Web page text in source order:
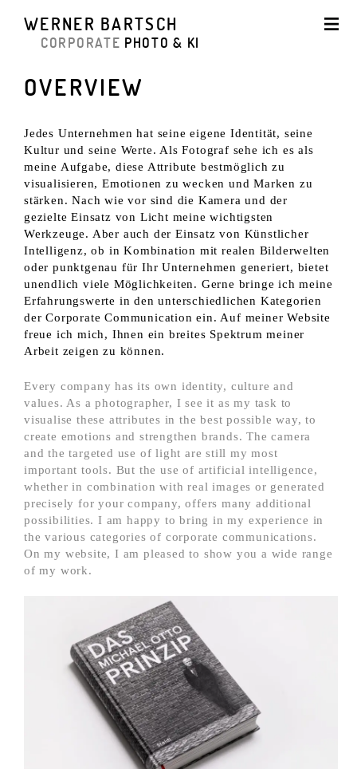
WERNER BARTSCH
CORPORATE PHOTO & KI
OVERVIEW
Jedes Unternehmen hat seine eigene Identität, seine
Kultur und seine Werte. Als Fotograf sehe ich es als
meine Aufgabe, diese Attribute bestmöglich zu
visualisieren, Emotionen zu wecken und Marken zu
stärken. Nach wie vor sind die Kamera und der
gezielte Einsatz von Licht meine wichtigsten
Werkzeuge. Aber auch der Einsatz von Künstlicher
Intelligenz, ob in Kombination mit realen Bilderwelten
oder punktgenau für Ihr Unternehmen generiert, bietet
unendlich viele Möglichkeiten. Gerne bringe ich meine
Erfahrungswerte in den unterschiedlichen Kategorien
der Corporate Communication ein. Auf meiner Website
freue ich mich, Ihnen ein breites Spektrum meiner
Arbeit zeigen zu können.
Every company has its own identity, culture and
values. As a photographer, I see it as my task to
visualise these attributes in the best possible way, to
create emotions and strengthen brands. The camera
and the targeted use of light are still my most
important tools. But the use of artificial intelligence,
whether in combination with real images or generated
precisely for your company, offers many additional
possibilities. I am happy to bring in my experience in
the various categories of corporate communications.
On my website, I am pleased to show you a wide range
of my work.